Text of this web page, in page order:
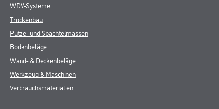
WDV-Systeme
Trockenbau
Putze- und Spachtelmassen
Bodenbeläge
Wand- & Deckenbeläge
Werkzeug & Maschinen
Verbrauchsmaterialien